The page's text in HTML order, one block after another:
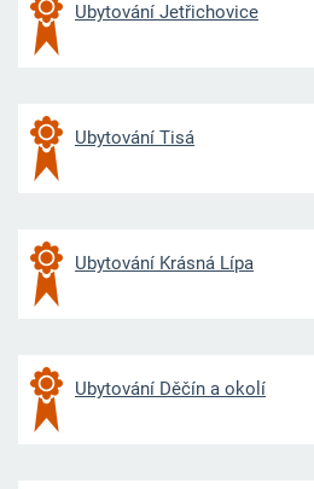
Ubytování Jetřichovice
Ubytování Tisá
Ubytování Krásná Lípa
Ubytování Děčín a okolí